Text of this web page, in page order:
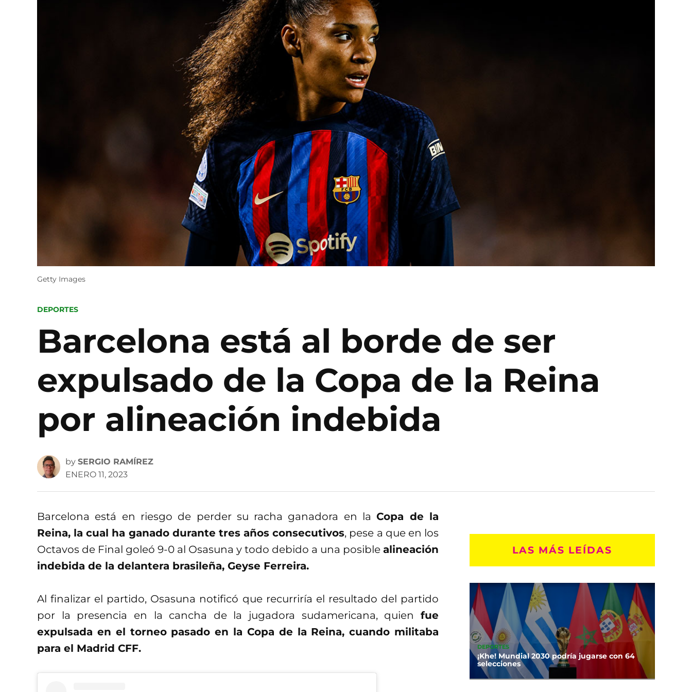
Getty Images
POSTED
DEPORTES
Barcelona está al borde de ser
expulsado de la Copa de la Reina
por alineación indebida
by SERGIO RAMÍREZ
ENERO 11, 2023
Barcelona está en riesgo de perder su racha ganadora en laCopa de la
Reina, la cual ha ganado durante tres años consecutivos, pese a que en los
Octavos de Final goleó 9-0 al Osasuna y todo debido a una posible alineación
indebida de la delantera brasileña, Geyse Ferreira.
Al finalizar el partido, Osasuna notificó que recurriría el resultado del partido
por la presencia en la cancha de la jugadora sudamericana, quien fue
expulsada en el torneo pasado en la Copa de la Reina, cuando militaba
para el Madrid CFF.
LAS MÁS LEÍDAS
DEPORTES
¡Khe! Mundial 2030 podría jugarse con 64
selecciones